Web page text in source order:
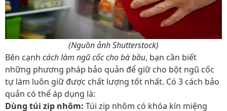
(Nguồn ảnh Shutterstock)
Bên cạnh cách làm ngũ cốc cho bà bầu, bạn cần biết
những phương pháp bảo quản để giữ cho bột ngũ cốc
tự làm luôn giữ được chất lượng tốt nhất. Có 3 cách bảo
quản có thể áp dụng là:
Dùng túi zip nhôm: Túi zip nhôm có khóa kín miệng